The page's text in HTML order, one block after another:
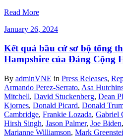
Read More
January 26, 2024
Kết quả bầu cử sơ bộ tổng
Hampshire của Đảng Cộng
By adminVNE in Press Releases,
Armando Perez-Serrato, Asa
Mitchell, David Stuckenberg, Dean
Kjornes, Donald Picard, Donald
Cambridge, Frankie Lozada, Gabriel
Hirsh Singh, Jason Palmer, Joe Biden,
Marianne Williamson, Mark